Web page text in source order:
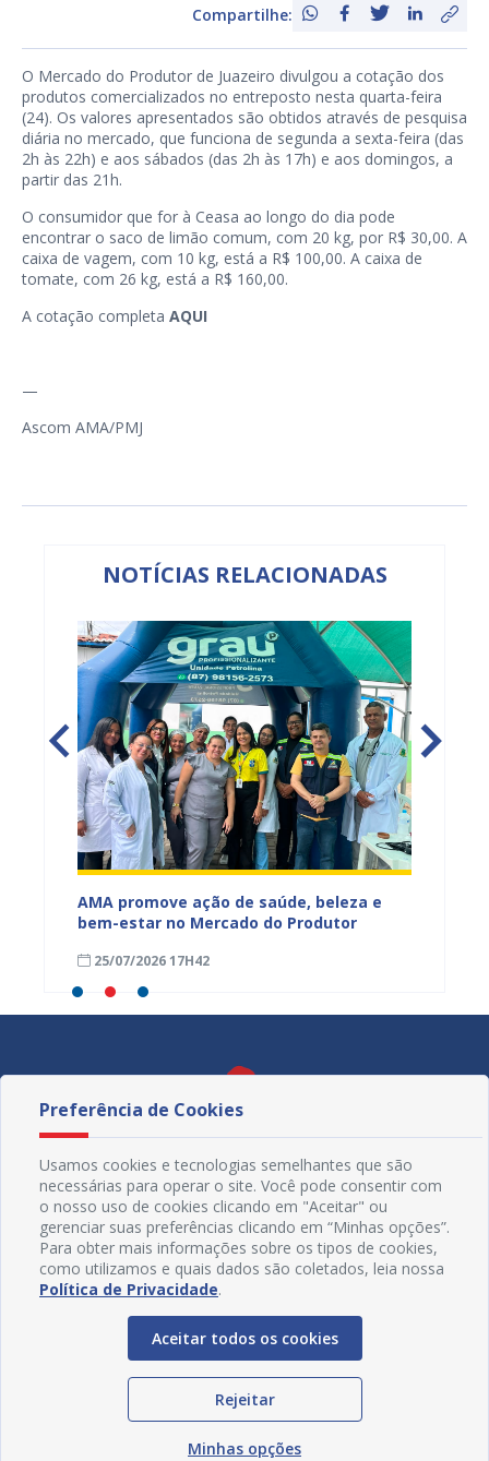
Compartilhe:
O Mercado do Produtor de Juazeiro divulgou a cotação dos
produtos comercializados no entreposto nesta quarta-feira
(24). Os valores apresentados são obtidos através de pesquisa
diária no mercado, que funciona de segunda a sexta-feira (das
2h às 22h) e aos sábados (das 2h às 17h) e aos domingos, a
partir das 21h.
O consumidor que for à Ceasa ao longo do dia pode
encontrar o saco de limão comum, com 20 kg, por R$ 30,00. A
caixa de vagem, com 10 kg, está a R$ 100,00. A caixa de
tomate, com 26 kg, está a R$ 160,00.
A cotação completa AQUI
—
Ascom AMA/PMJ
NOTÍCIAS RELACIONADAS
AMA promove ação de saúde, beleza e
bem-estar no Mercado do Produtor
25/07/2026 17H42
Redes Sociais
Preferência de Cookies
Usamos cookies e tecnologias semelhantes que são
necessárias para operar o site. Você pode consentir com
o nosso uso de cookies clicando em "Aceitar" ou
gerenciar suas preferências clicando em “Minhas opções”.
Para obter mais informações sobre os tipos de cookies,
como utilizamos e quais dados são coletados, leia nossa
Política de Privacidade.
Aceitar todos os cookies
Rejeitar
Minhas opções